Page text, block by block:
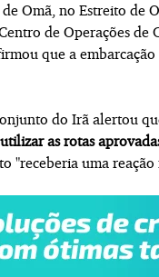
Omã, no Estreito de
de Operações
que a
do Irã alertou
as rotas
"receberia uma reação